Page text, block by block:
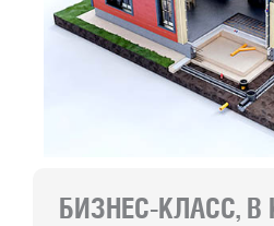
БИЗНЕС-КЛАСС,